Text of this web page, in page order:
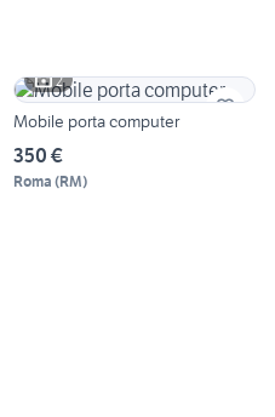
2
Mobile porta computer
350 €
Roma (RM)